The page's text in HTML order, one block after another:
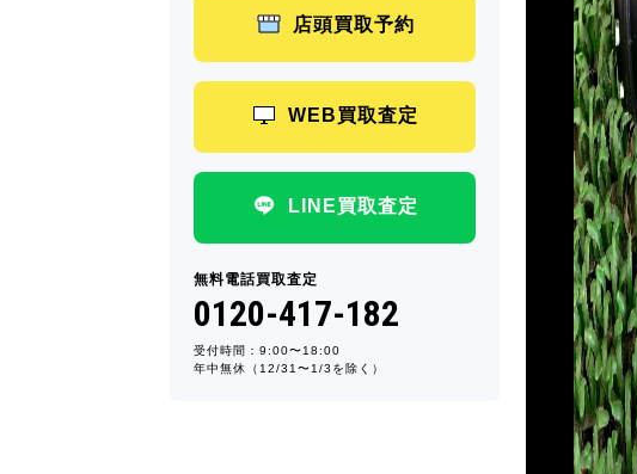
店頭買取予約
WEB買取査定
LINE買取査定
無料電話買取査定
0120-417-182
受付時間：9:00〜18:00
年中無休（12/31〜1/3を除く）